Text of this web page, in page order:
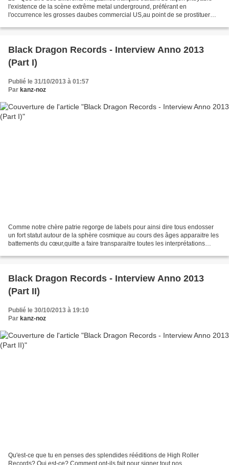
l'existence de la scène extrême metal underground, préférant en
l'occurrence les grosses daubes commercial US,au point de se prostituer
Black Dragon Records - Interview Anno 2013
(Part I)
Publié le 31/10/2013 à 01:57
Par kanz-noz
Comme notre chère patrie regorge de labels pour ainsi dire tous endosser
un fort statut autour de la sphère cosmique au cours des âges apparaitre les
battements du cœur,quitte a faire transparaitre toutes les interprétations
Black Dragon Records - Interview Anno 2013
(Part II)
Publié le 30/10/2013 à 19:10
Par kanz-noz
Qu'est-ce que tu en penses des splendides rééditions de High Roller
Records? Qui est-ce? Comment ont-ils fait pour signer tout nos